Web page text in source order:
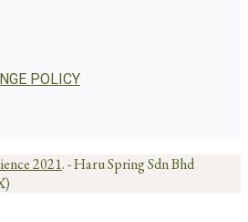
POLICY
2021. - Haru Spring Sdn Bhd